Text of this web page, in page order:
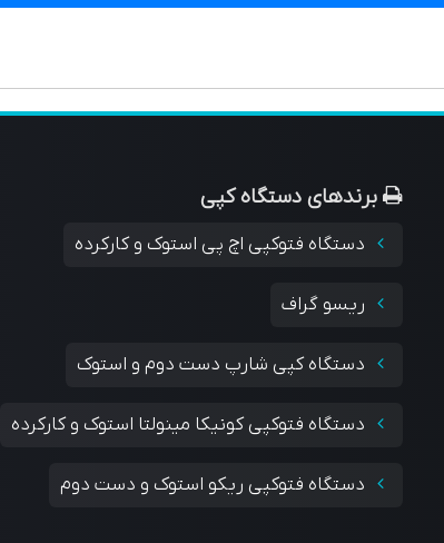
برندهای دستگاه کپی
دستگاه فتوکپی اچ پی استوک و کارکرده
ریسو گراف
دستگاه کپی شارپ دست دوم و استوک
دستگاه فتوکپی کونیکا مینولتا استوک و کارکرده
دستگاه فتوکپی ریکو استوک و دست دوم